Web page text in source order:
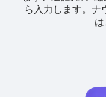
ら入力します。 ナ
は